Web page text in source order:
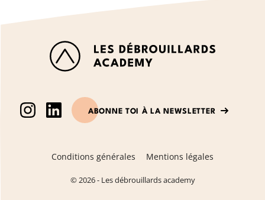
ABONNE TOI À LA NEWSLETTER
© 2026 - Les débrouillards academy
Conditions générales Mentions légales